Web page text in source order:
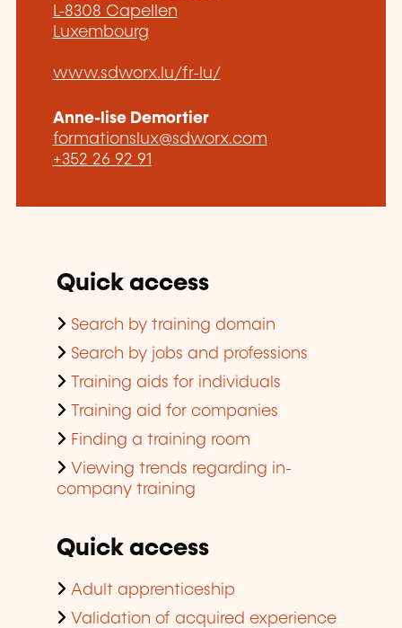
L-8308 Capellen
Luxembourg
www.sdworx.lu/fr-lu/
Anne-lise Demortier
formationslux@sdworx.com
+352 26 92 91
Quick access
Search by training domain
Search by jobs and professions
Training aids for individuals
Training aid for companies
Finding a training room
Viewing trends regarding in-
company training
Quick access
Adult apprenticeship
Validation of acquired experience